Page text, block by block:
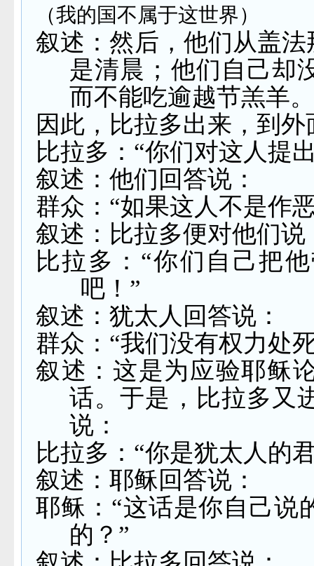
（我的国不属于这世界）
叙述：然后，他们从盖
是清晨；他们自己却
而不能吃逾越节羔羊。
因此，比拉多出来，到
比拉多：“你们对这人提
叙述：他们回答说：
群众：“如果这人不是作
叙述：比拉多便对他们说
比拉多：“你们自己把
吧！”
叙述：犹太人回答说：
群众：“我们没有权力处
叙述：这是为应验耶稣
话。于是，比拉多又
说：
比拉多：“你是犹太人的
叙述：耶稣回答说：
耶稣：“这话是你自己说
的？”